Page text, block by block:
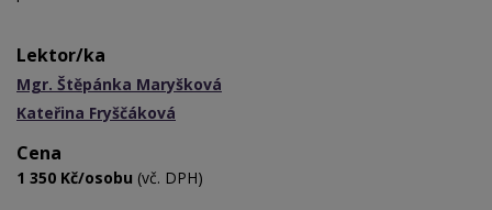
Lektor/ka
Mgr. Štěpánka Maryšková
Kateřina Fryščáková
Cena
1 350 Kč/osobu (vč. DPH)